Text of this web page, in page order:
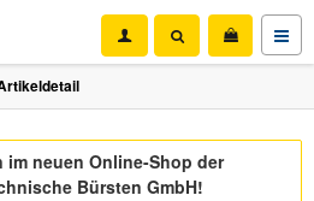
im neuen Online-Shop der
Bürsten GmbH!